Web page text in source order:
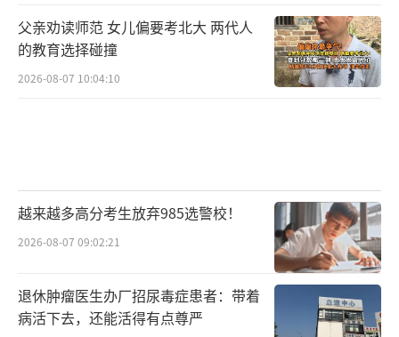
父亲劝读师范 女儿偏要考北大 两代人
的教育选择碰撞
2026-08-07 10:04:10
越来越多高分考生放弃985选警校！
2026-08-07 09:02:21
退休肿瘤医生办厂招尿毒症患者：带着
病活下去，还能活得有点尊严